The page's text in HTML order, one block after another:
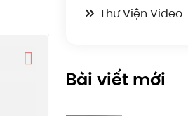
Thư Viện Video
Bài viết mới